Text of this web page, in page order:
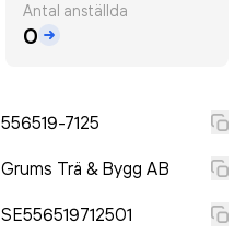
Antal anställda
0
556519-7125
Grums Trä & Bygg AB
SE556519712501